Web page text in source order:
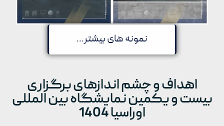
نمونه های بیشتر...
اهداف و چشم اندازهای برگزاری
بیست و یکمین نمایشگاه بین المللی
اوراسیا 1404